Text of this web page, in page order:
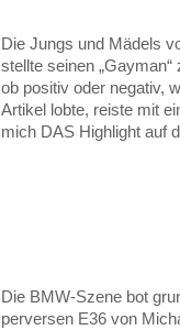
Die Jungs und Mädels
stellte seinen
ob positiv oder negativ,
Artikel lobte, reiste mit
mich DAS Highlight auf
Die BMW-Szene bot
perversen E36 von